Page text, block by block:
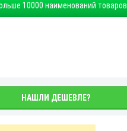
10000 наименований товаров
НАШЛИ ДЕШЕВЛЕ?